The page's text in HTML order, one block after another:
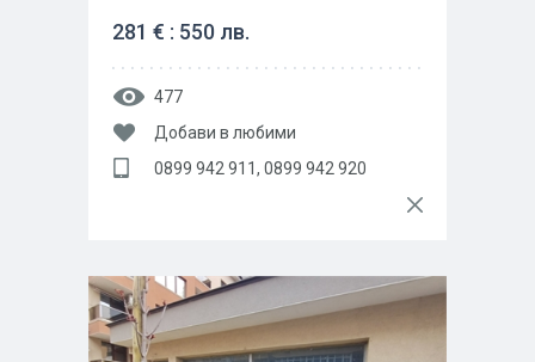
281 € : 550 лв.
477
Добави в любими
0899 942 911, 0899 942 920